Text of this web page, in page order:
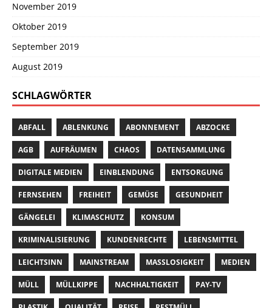
November 2019
Oktober 2019
September 2019
August 2019
SCHLAGWÖRTER
ABFALL ABLENKUNG ABONNEMENT ABZOCKE
AGB AUFRÄUMEN CHAOS DATENSAMMLUNG
DIGITALE MEDIEN EINBLENDUNG ENTSORGUNG
FERNSEHEN FREIHEIT GEMÜSE GESUNDHEIT
GÄNGELEI KLIMASCHUTZ KONSUM
KRIMINALISIERUNG KUNDENRECHTE LEBENSMITTEL
LEICHTSINN MAINSTREAM MASSLOSIGKEIT MEDIEN
MÜLL MÜLLKIPPE NACHHALTIGKEIT PAY-TV